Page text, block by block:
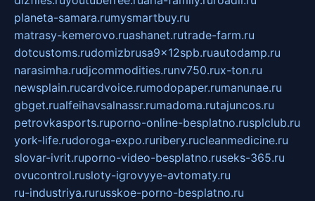
planeta-samara.rumysmartbuy.ru
matrasy-kemerovo.ruashanet.rutrade-farm.ru
dotcustoms.rudomizbrusa9x12spb.ruautodamp.ru
narasimha.rudjcommodities.runv750.rux-ton.ru
newsplain.rucardvoice.rumodopaper.rumanunae.ru
gbget.rualfeihavsalnassr.rumadoma.rutajuncos.ru
petrovkasports.ruporno-online-besplatno.rusplclub.ru
york-life.rudoroga-expo.ruribery.rucleanmedicine.ru
slovar-ivrit.ruporno-video-besplatno.ruseks-365.ru
ovucontrol.rusloty-igrovyye-avtomaty.ru
ru-industriya.rurusskoe-porno-besplatno.ru